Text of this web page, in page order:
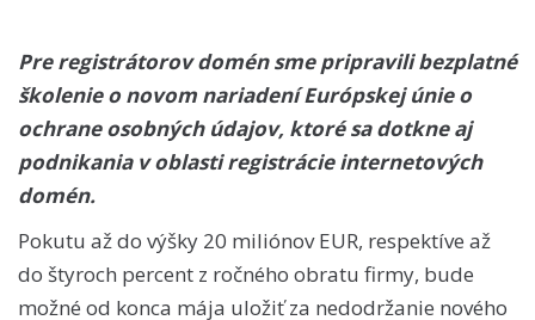
Pre registrátorov domén sme pripravili bezplatné
školenie o novom nariadení Európskej únie o
ochrane osobných údajov, ktoré sa dotkne aj
podnikania v oblasti registrácie internetových
domén.
Pokutu až do výšky 20 miliónov EUR, respektíve až
do štyroch percent z ročného obratu firmy, bude
možné od konca mája uložiť za nedodržanie nového